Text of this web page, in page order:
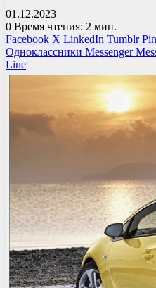
01.12.2023
0 Время чтения: 2 мин.
Facebook X LinkedIn Tumblr
Одноклассники Messenger
Line